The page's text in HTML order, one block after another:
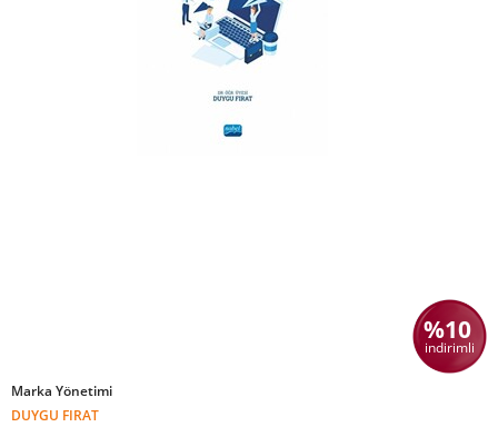
%10
indirimli
Marka Yönetimi
DUYGU FIRAT